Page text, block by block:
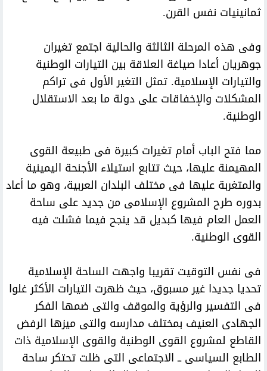
ثمانينيات نفس القرن.
وفى هذه المرحلة الثالثة والحالية اجتمع تغيران
جوهريان أعادا صياغة العلاقة بين التيارات الوطنية
والتيارات الإسلامية. تمثل التغير الأول فى تراكم
المشكلات والإخفاقات على دولة ما بعد الاستقلال
الوطنية.
مما فتح الباب أمام تغيرات كبيرة فى طبيعة القوى
المهيمنة عليها، حيث تتابع استيلاء الأجنحة اليمينية
والمتغربة عليها فى مختلف البلدان العربية، وهو ما أعاد
بدوره طرح المشروع الإسلامى من جديد على ساحة
العمل العام فيها كبديل قد ينجح فيما فشلت فيه
القوى الوطنية.
فى نفس التوقيت تقريبا واجهت الساحة الإسلامية
تحديا جديدا غير مسبوق، حيث ظهرت التيارات الأكثر غلوا
فى التفسير والرؤية والموقف والتى ضمها الفكر
الجهادى العنيف بمختلف مدارسه والتى ميزها الرفض
القاطع لمشروع القوى الوطنية والقوى الإسلامية ذات
الطابع السياسى ــ الاجتماعى التى ظلت تحتكر ساحة